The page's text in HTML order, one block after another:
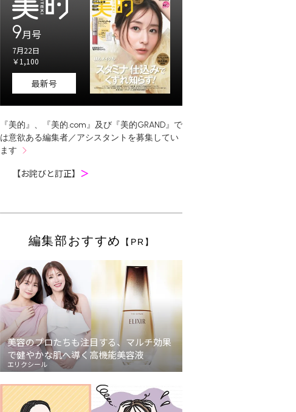
9月号
7月22日
￥1,100
最新号
『美的』、『美的.com』及び『美的GRAND』で
は意欲ある編集者／アシスタントを募集してい
ます
【お詫びと訂正】 ＞
編集部おすすめ 【PR】
美容のプロたちも注目する、マルチ効果
で健やかな肌へ導く高機能美容液
エリクシール